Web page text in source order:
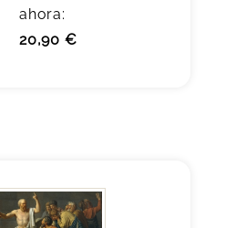
ahora:
20,90 €